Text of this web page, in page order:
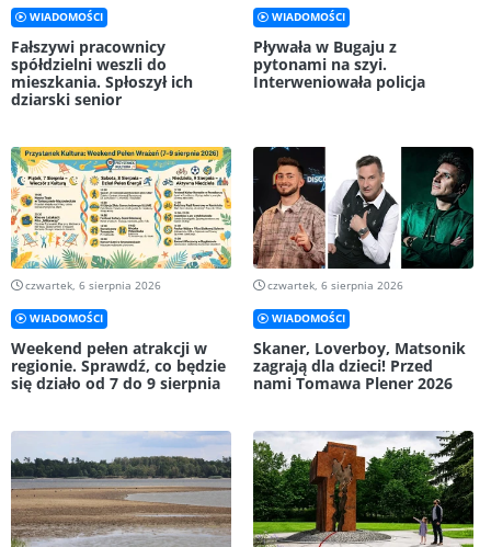
WIADOMOŚCI
Fałszywi pracownicy
spółdzielni weszli do
mieszkania. Spłoszył ich
dziarski senior
WIADOMOŚCI
Pływała w Bugaju z
pytonami na szyi.
Interweniowała policja
czwartek, 6 sierpnia 2026
WIADOMOŚCI
Weekend pełen atrakcji w
regionie. Sprawdź, co będzie
się działo od 7 do 9 sierpnia
czwartek, 6 sierpnia 2026
WIADOMOŚCI
Skaner, Loverboy, Matsonik
zagrają dla dzieci! Przed
nami Tomawa Plener 2026